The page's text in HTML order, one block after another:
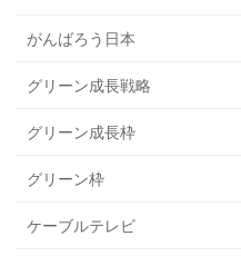
がんばろう日本
グリーン成長戦略
グリーン成長枠
グリーン枠
ケーブルテレビ